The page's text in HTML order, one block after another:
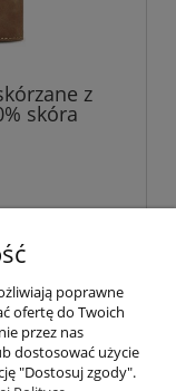
z
skóra
poprawne
ofertę do Twoich
przez nas
dostosować użycie
"Dostosuj zgody".